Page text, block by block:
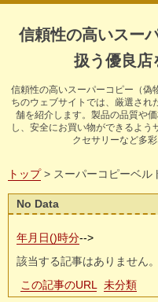
信頼性の高いスー
扱う優良店
信頼性の高いスーパーコピー（偽
ちのウェブサイトでは、厳選され
舗を紹介します。製品の品質や
し、安全にお買い物ができるよう
クセサリーなど多
トップ> スーパーコピーベル
No Data
年月日()時分-->
該当する記事はありません。
この記事のURL 未分類